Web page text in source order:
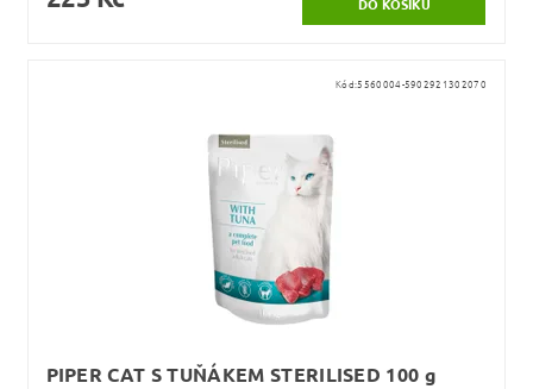
Kód:5560004-5902921302070
PIPER CAT S TUŇÁKEM STERILISED 100 g